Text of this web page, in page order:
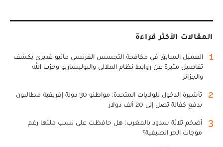
المقالات الأكثر قراءة
1
العميل السابق في مكافحة التجسس الفرنسي ماثيو غديري يكشف
تفاصيل مثيرة عن روابط نظام الملالي والبوليساريو وحزب الله
والجزائر
2
تأشيرة الدخول للولايات المتحدة: مواطنو 30 دولة إفريقية مطالبون
بدفع كفالة تصل إلى 20 ألف دولار
3
أضخم ثلاثة سدود بالمغرب: هل حافظت على نسب ملئها رغم
موجات الحر الصيفية؟